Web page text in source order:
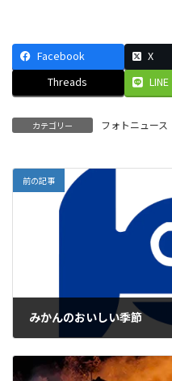
Facebook X
Threads
LINE
カテゴリー フォトニュース
前の記事
みかんのおいしい季節